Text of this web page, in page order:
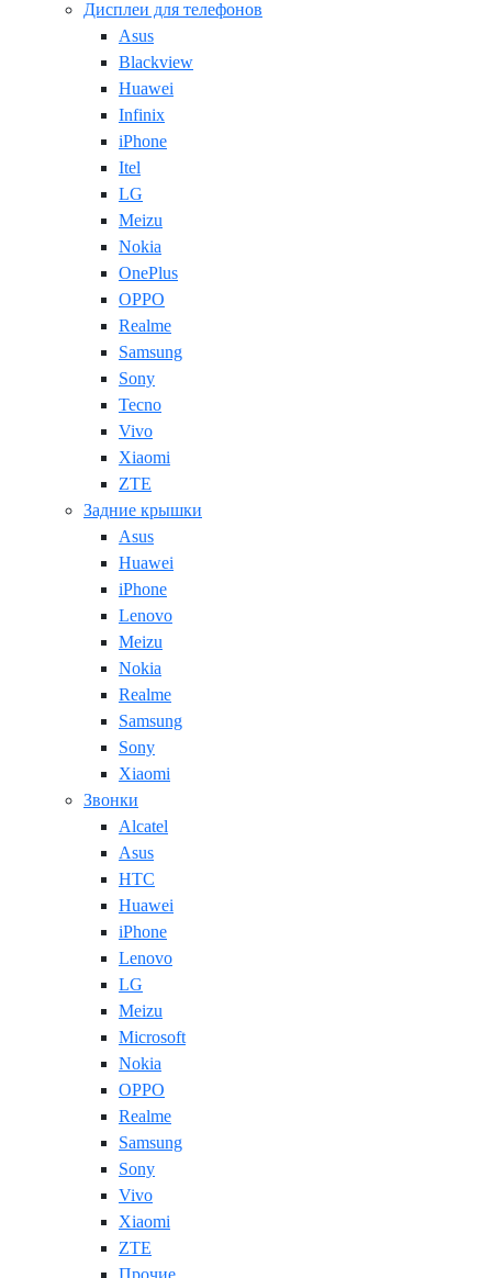
Дисплеи для телефонов
Asus
Blackview
Huawei
Infinix
iPhone
Itel
LG
Meizu
Nokia
OnePlus
OPPO
Realme
Samsung
Sony
Tecno
Vivo
Xiaomi
ZTE
Задние крышки
Asus
Huawei
iPhone
Lenovo
Meizu
Nokia
Realme
Samsung
Sony
Xiaomi
Звонки
Alcatel
Asus
HTC
Huawei
iPhone
Lenovo
LG
Meizu
Microsoft
Nokia
OPPO
Realme
Samsung
Sony
Vivo
Xiaomi
ZTE